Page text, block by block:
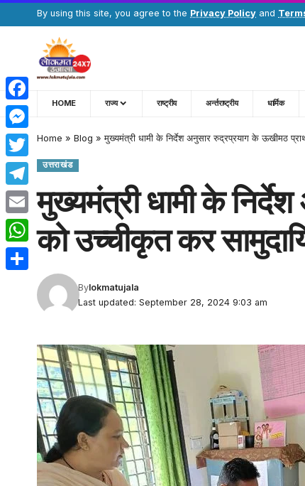
By using this site, you agree to the Privacy Policy and
HOME राज्य राष्ट्रीय अर्न्तराष्ट्रीय धार्मिक
Home » Blog »मुख्यमंत्री धामी के निर्देश अनुसार रुद्रप्रयाग के ऊखीमठ
उत्तराखंड
मुख्यमंत्री धामी के
को उच्चीकृत कर
Last updated: September 28, 2024 9:03 am
Bylokmatujala
Facebook
Messenger
Twitter
Telegram
Email
WhatsApp